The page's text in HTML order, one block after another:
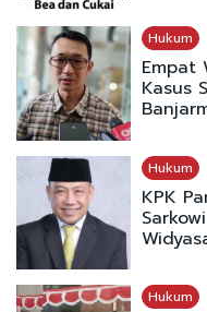
Hukum
Empat
Kasus
Hukum
KPK
Hukum